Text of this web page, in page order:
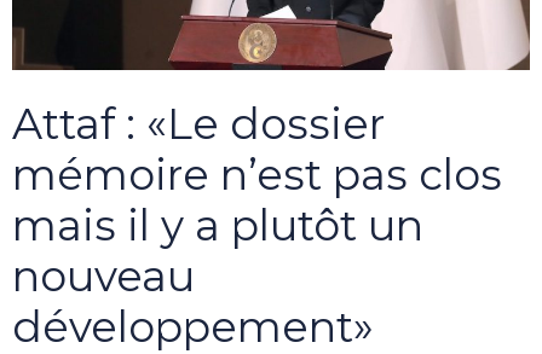
Attaf : «Le dossier
mémoire n’est pas clos
mais il y a plutôt un
nouveau
développement»